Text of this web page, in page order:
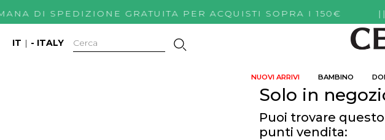
DI SPEDIZIONE GRATUITA PER ACQUISTI SOPRA I
IT | - ITALY
NUOVI ARRIVI BAMBINO
Solo in
Puoi trovare
punti vendita: